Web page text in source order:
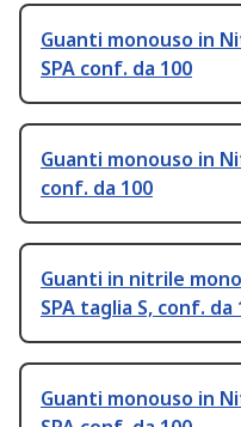
Guanti monouso in
SPA conf. da 100
Guanti monouso in
conf. da 100
Guanti in nitrile
SPA taglia S, conf. da
Guanti monouso in